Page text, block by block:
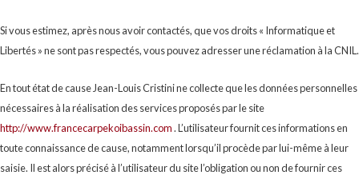
Si vous estimez, après nous avoir contactés, que vos droits « Informatique et
Libertés » ne sont pas respectés, vous pouvez adresser une réclamation à la CNIL.
En tout état de cause Jean-Louis Cristini ne collecte que les données personnelles
nécessaires à la réalisation des services proposés par le site
http://www.francecarpekoibassin.com. L’utilisateur fournit ces informations en
toute connaissance de cause, notamment lorsqu’il procède par lui-même à leur
saisie. Il est alors précisé à l’utilisateur du site l’obligation ou non de fournir ces